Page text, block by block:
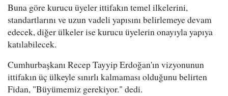
Buna göre kurucu üyeler ittifakın temel ilkelerini,
standartlarını ve uzun vadeli yapısını belirlemeye devam
edecek, diğer ülkeler ise kurucu üyelerin onayıyla yapıya
katılabilecek.
Cumhurbaşkanı Recep Tayyip Erdoğan'ın vizyonunun
ittifakın üç ülkeyle sınırlı kalmaması olduğunu belirten
Fidan, "Büyümemiz gerekiyor." dedi.